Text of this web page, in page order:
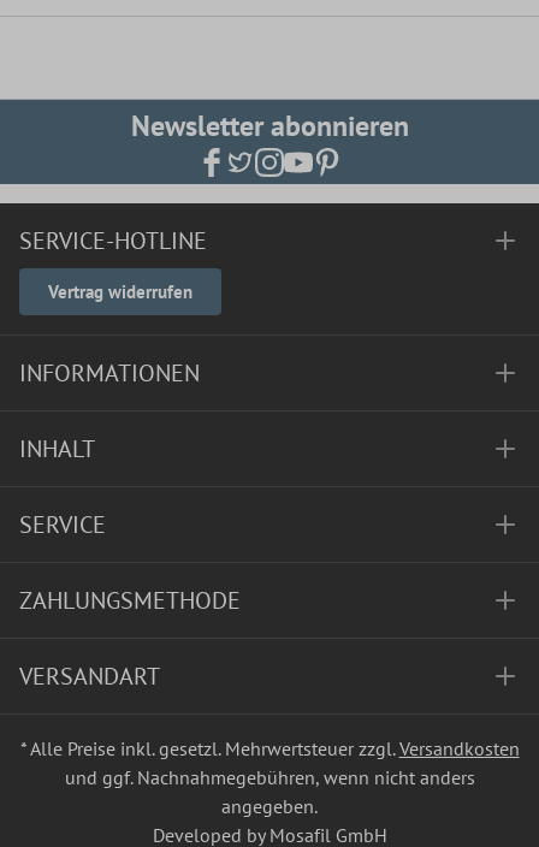
Newsletter abonnieren
SERVICE-HOTLINE
Vertrag widerrufen
INFORMATIONEN
INHALT
SERVICE
ZAHLUNGSMETHODE
VERSANDART
* Alle Preise inkl. gesetzl. Mehrwertsteuer zzgl.Versandkosten
und ggf. Nachnahmegebühren, wenn nicht anders
angegeben.
Developed by Mosafil GmbH